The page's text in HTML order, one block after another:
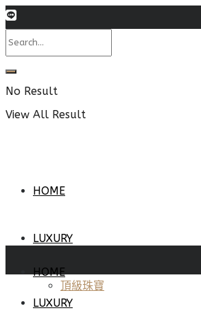
No Result
View All Result
HOME
LUXURY
頂級珠寶
HOME
LUXURY